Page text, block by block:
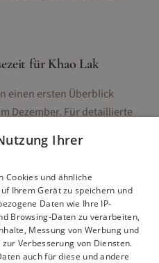
für Khao Lak
einen ersten Überblick
Dezember. Für detaillierte
Reisetipps besuchen Sie
ReisezeitKhao Lak
Ihrer
Cookies und ähnliche
Ihrem Gerät zu speichern und
Daten wie Ihre IP-
Browsing-Daten zu verarbeiten,
Messung von Werbung und
Verbesserung von Diensten.
auch für diese und andere